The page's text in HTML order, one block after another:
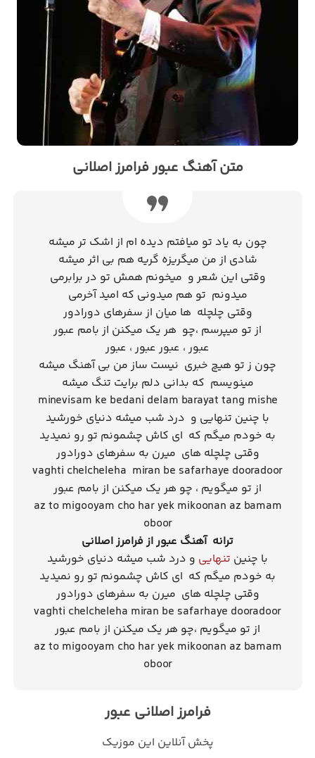
متن آهنگ عبور فرامرز اصلانی
چون به یاد تو میافتم دیده ام از اشک تر میشه
شادی از من میگریزه گریه هم بی اثر میشه
وقتی این شعر و میخونم همش تو در برابرمی
میدونم تو هم میدونی که امید آخرمی
وقتی چلچله ها میان از سفرهای دورادور
از تو میپرسم ،چو هر یک میکنن از بامم عبور
عبور ، عبور عبور ، عبور
چون ز تو هیچ خبری نیست ساز من بی آهنگ میشه
مینویسم که بدانی دلم برایت تنگ میشه
minevisam ke bedani delam barayat tang mishe
با چنین تنهایی و درد شب میشه دنیای خورشید
به خودم میگم که ای کاش چشمونم تو رو نمیدید
وقتی چلچله های میرن به سفرهای دورادور
vaghti chelcheleha miran be safarhaye dooradoor
از تو میگویم ، چو هر یک میکنن از بامم عبور
az to migooyam cho har yek mikoonan az bamam
oboor
ترانه آهنگ عبور از فرامرز اصلانی
با چنین تنهایی و درد شب میشه دنیای خورشید
به خودم میگم که ای کاش چشمونم تو رو نمیدید
وقتی چلچله های میرن به سفرهای دورادور
vaghti chelcheleha miran be safarhaye dooradoor
از تو میگویم ،چو هر یک میکنن از بامم عبور
az to migooyam cho har yek mikoonan az bamam
oboor
فرامرز اصلانی عبور
پخش آنلاین این موزیک